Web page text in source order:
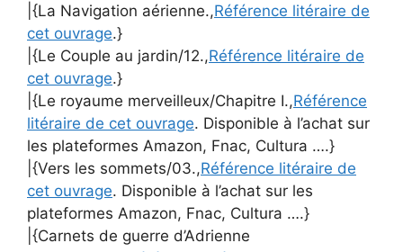
|{La Navigation aérienne.,Référence litéraire de
cet ouvrage.}
|{Le Couple au jardin/12.,Référence litéraire de
cet ouvrage.}
|{Le royaume merveilleux/Chapitre I.,Référence
litéraire de cet ouvrage. Disponible à l’achat sur
les plateformes Amazon, Fnac, Cultura ….}
|{Vers les sommets/03.,Référence litéraire de
cet ouvrage. Disponible à l’achat sur les
plateformes Amazon, Fnac, Cultura ….}
|{Carnets de guerre d’Adrienne